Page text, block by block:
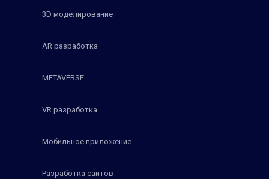
3D моделирование
AR разработка
METAVERSE
VR разработка
Мобильное приложение
Разработка сайтов